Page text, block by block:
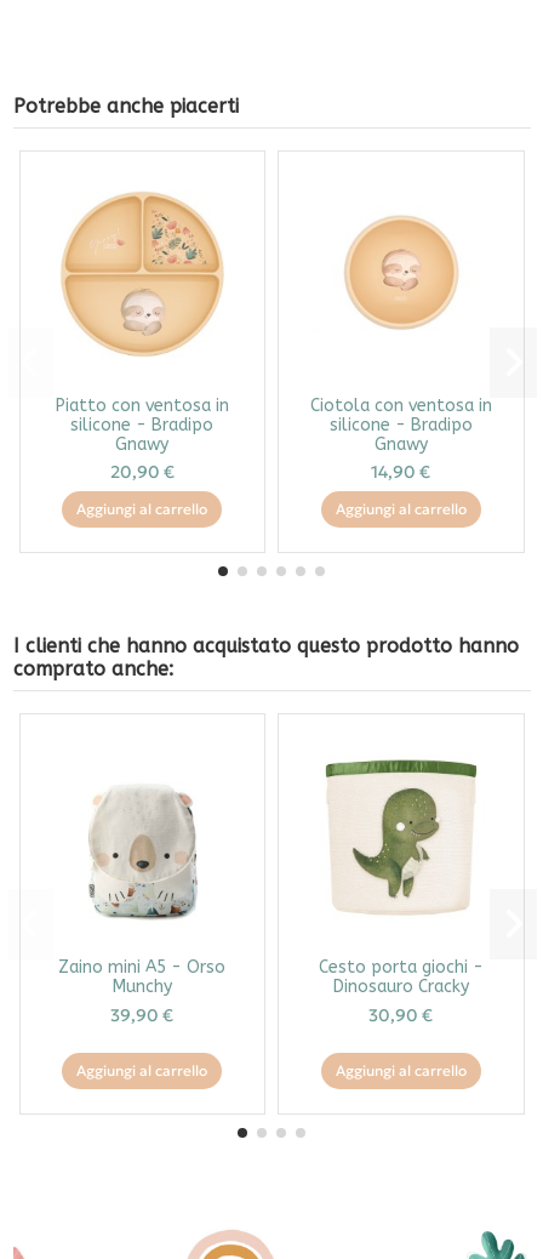
Potrebbe anche piacerti
Piatto con ventosa in
silicone - Bradipo
Gnawy
20,90 €
Aggiungi al carrello
Ciotola con ventosa in
silicone - Bradipo
Gnawy
14,90 €
Aggiungi al carrello
I clienti che hanno acquistato questo prodotto hanno
comprato anche:
Zaino mini A5 - Orso
Munchy
39,90 €
Aggiungi al carrello
Cesto porta giochi -
Dinosauro Cracky
30,90 €
Aggiungi al carrello